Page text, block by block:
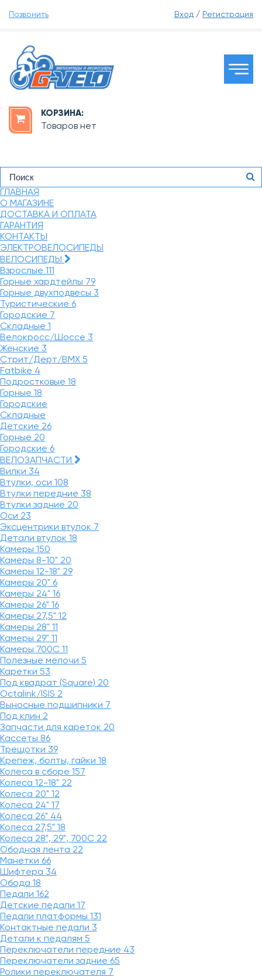
Позвонить Вход / Регистрация
КОРЗИНА:
Товаров нет
ГЛАВНАЯ
О МАГАЗИНЕ
ДОСТАВКА И ОПЛАТА
ГАРАНТИЯ
КОНТАКТЫ
ЭЛЕКТРОВЕЛОСИПЕДЫ
ВЕЛОСИПЕДЫ
Взрослые 111
Горные хардтейлы 79
Горные двухподвесы 3
Туристические 6
Городские 7
Складные 1
Велокросс/Шоссе 3
Женские 3
Стрит/Дерт/BMX 5
Fatbike 4
Подростковые 18
Горные 18
Городские
Складные
Детские 26
Горные 20
Городские 6
ВЕЛОЗАПЧАСТИ
Вилки 34
Втулки, оси 108
Втулки передние 38
Втулки задние 20
Оси 23
Эксцентрики втулок 7
Детали втулок 18
Камеры 150
Камеры 8-10" 20
Камеры 12-18" 29
Камеры 20" 6
Камеры 24" 16
Камеры 26" 16
Камеры 27,5" 12
Камеры 28" 11
Камеры 29" 11
Камеры 700C 11
Полезные мелочи 5
Каретки 53
Под квадрат (Square) 20
Octalink/ISIS 2
Выносные подшипники 7
Под клин 2
Запчасти для кареток 20
Кассеты 86
Трещотки 39
Крепеж, болты, гайки 18
Колеса в сборе 157
Колеса 12-18" 22
Колеса 20" 12
Колеса 24" 17
Колеса 26" 44
Колеса 27,5" 18
Колеса 28", 29", 700С 22
Ободная лента 22
Манетки 66
Шифтера 34
Обода 18
Педали 162
Детские педали 17
Педали платформы 131
Контактные педали 3
Детали к педалям 5
Переключатели передние 43
Переключатели задние 65
Ролики переключателя 7